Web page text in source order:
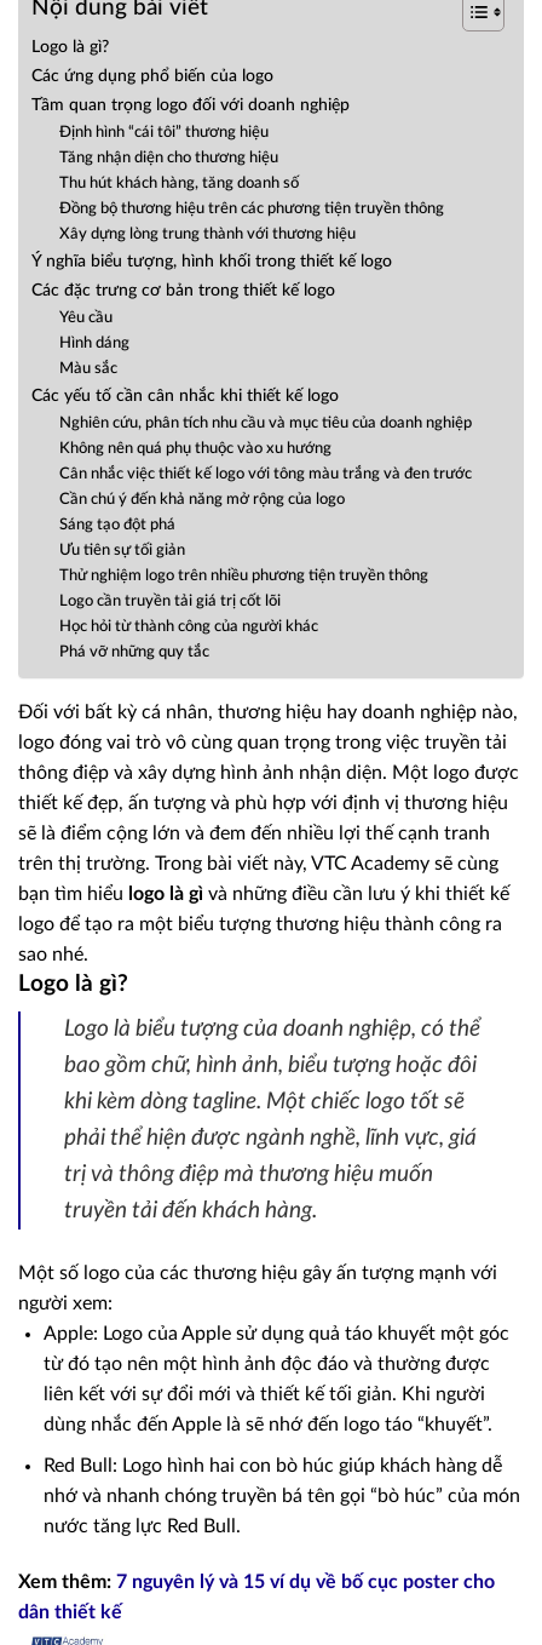
Nội dung bài viết
Logo là gì?
Các ứng dụng phổ biến của logo
Tầm quan trọng logo đối với doanh nghiệp
Định hình “cái tôi” thương hiệu
Tăng nhận diện cho thương hiệu
Thu hút khách hàng, tăng doanh số
Đồng bộ thương hiệu trên các phương tiện truyền thông
Xây dựng lòng trung thành với thương hiệu
Ý nghĩa biểu tượng, hình khối trong thiết kế logo
Các đặc trưng cơ bản trong thiết kế logo
Yêu cầu
Hình dáng
Màu sắc
Các yếu tố cần cân nhắc khi thiết kế logo
Nghiên cứu, phân tích nhu cầu và mục tiêu của doanh nghiệp
Không nên quá phụ thuộc vào xu hướng
Cân nhắc việc thiết kế logo với tông màu trắng và đen trước
Cần chú ý đến khả năng mở rộng của logo
Sáng tạo đột phá
Ưu tiên sự tối giản
Thử nghiệm logo trên nhiều phương tiện truyền thông
Logo cần truyền tải giá trị cốt lõi
Học hỏi từ thành công của người khác
Phá vỡ những quy tắc
Đối với bất kỳ cá nhân, thương hiệu hay doanh nghiệp nào,
logo đóng vai trò vô cùng quan trọng trong việc truyền tải
thông điệp và xây dựng hình ảnh nhận diện. Một logo được
thiết kế đẹp, ấn tượng và phù hợp với định vị thương hiệu
sẽ là điểm cộng lớn và đem đến nhiều lợi thế cạnh tranh
trên thị trường. Trong bài viết này, VTC Academy sẽ cùng
bạn tìm hiểu logo là gì và những điều cần lưu ý khi thiết kế
logo để tạo ra một biểu tượng thương hiệu thành công ra
sao nhé.
Logo là gì?
Logo là biểu tượng của doanh nghiệp, có thể
bao gồm chữ, hình ảnh, biểu tượng hoặc đôi
khi kèm dòng tagline. Một chiếc logo tốt sẽ
phải thể hiện được ngành nghề, lĩnh vực, giá
trị và thông điệp mà thương hiệu muốn
truyền tải đến khách hàng.
Một số logo của các thương hiệu gây ấn tượng mạnh với
người xem:
Apple: Logo của Apple sử dụng quả táo khuyết một góc
từ đó tạo nên một hình ảnh độc đáo và thường được
liên kết với sự đổi mới và thiết kế tối giản. Khi người
dùng nhắc đến Apple là sẽ nhớ đến logo táo “khuyết”.
Red Bull: Logo hình hai con bò húc giúp khách hàng dễ
nhớ và nhanh chóng truyền bá tên gọi “bò húc” của món
nước tăng lực Red Bull.
Xem thêm: 7 nguyên lý và 15 ví dụ về bố cục poster cho
dân thiết kế